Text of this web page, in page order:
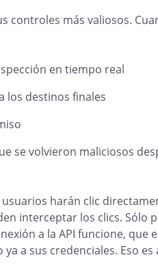
controles más valiosos.
en tiempo real
los destinos finales
se volvieron maliciosos
harán clic
interceptar los clics.
a la API funcione,
a sus credenciales. Eso es